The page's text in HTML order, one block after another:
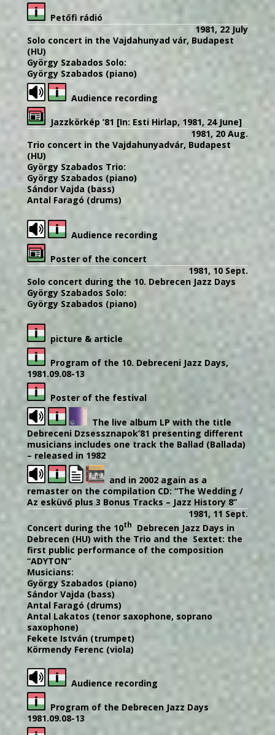
Petőfi rádió
1981, 22 July
Solo concert in the Vajdahunyad vár, Budapest
(HU)
György Szabados Solo:
György Szabados (piano)
Audience recording
Jazzkörkép ’81 [In: Esti Hirlap, 1981, 24 June]
1981, 20 Aug.
Trio concert in the Vajdahunyadvár, Budapest
(HU)
György Szabados Trio:
György Szabados (piano)
Sándor Vajda (bass)
Antal Faragó (drums)
Audience recording
Poster of the concert
1981, 10 Sept.
Solo concert during the 10. Debrecen Jazz Days
György Szabados Solo:
György Szabados (piano)
picture & article
Program of the 10. Debreceni Jazz Days,
1981.09.08-13
Poster of the festival
The live album LP with the title
Debreceni Dzsessznapok’81 presenting different
musicians includes one track the Ballad (Ballada)
– released in 1982
and in 2002 again as a
remaster on the compilation CD: “The Wedding /
Az esküvő plus 3 Bonus Tracks – Jazz History 8”
1981, 11 Sept.
Concert during the 10th
Debrecen Jazz Days in
Debrecen (HU) with the Trio and the Sextet: the
first public performance of the composition
“ADYTON”
Musicians:
György Szabados (piano)
Sándor Vajda (bass)
Antal Faragó (drums)
Antal Lakatos (tenor saxophone, soprano
saxophone)
Fekete István (trumpet)
Körmendy Ferenc (viola)
Audience recording
Program of the Debrecen Jazz Days
1981.09.08-13